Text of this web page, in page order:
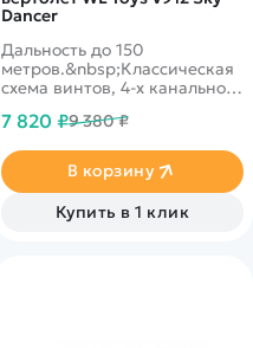
Dancer
Дальность до 150
метров.&nbsp;Классическая
схема винтов, 4-х канальное
ночных полетов. Гироскоп.
ветру.
7 820 ₽9 380 ₽
В корзину
Купить в 1 клик